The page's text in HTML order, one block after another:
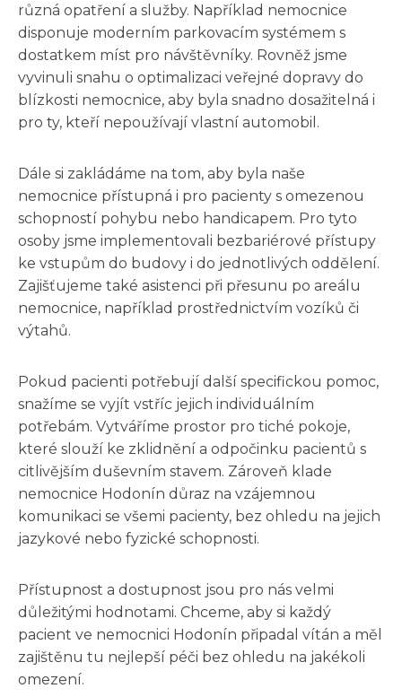
různá opatření a služby. Například nemocnice
disponuje moderním parkovacím systémem s
dostatkem míst pro návštěvníky. Rovněž jsme
vyvinuli snahu o optimalizaci veřejné dopravy do
blízkosti nemocnice, aby byla snadno dosažitelná i
pro ty, kteří nepoužívají vlastní automobil.
Dále si zakládáme na tom, aby byla naše
nemocnice přístupná i pro pacienty s omezenou
schopností pohybu nebo handicapem. Pro tyto
osoby jsme implementovali bezbariérové přístupy
ke vstupům do budovy i do jednotlivých oddělení.
Zajišťujeme také asistenci při přesunu po areálu
nemocnice, například prostřednictvím vozíků či
výtahů.
Pokud pacienti potřebují další specifickou pomoc,
snažíme se vyjít vstříc jejich individuálním
potřebám. Vytváříme prostor pro tiché pokoje,
které slouží ke zklidnění a odpočinku pacientů s
citlivějším duševním stavem. Zároveň klade
nemocnice Hodonín důraz na vzájemnou
komunikaci se všemi pacienty, bez ohledu na jejich
jazykové nebo fyzické schopnosti.
Přístupnost a dostupnost jsou pro nás velmi
důležitými hodnotami. Chceme, aby si každý
pacient ve nemocnici Hodonín připadal vítán a měl
zajištěnu tu nejlepší péči bez ohledu na jakékoli
omezení.